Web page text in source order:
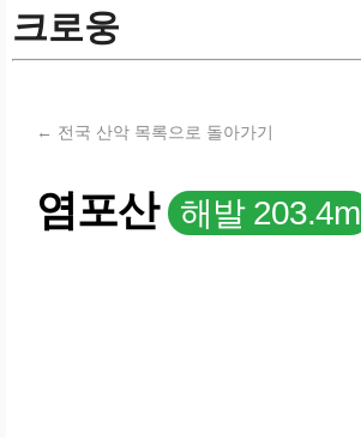
크로웅
← 전국 산악 목록으로 돌아가기
염포산 해발 203.4m